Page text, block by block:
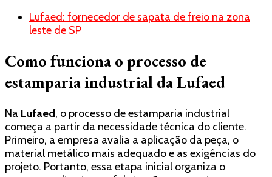
Lufaed: fornecedor de sapata de freio na zona
leste de SP
Como funciona o processo de
estamparia industrial da Lufaed
Na Lufaed, o processo de estamparia industrial
começa a partir da necessidade técnica do cliente.
Primeiro, a empresa avalia a aplicação da peça, o
material metálico mais adequado e as exigências do
projeto. Portanto, essa etapa inicial organiza o